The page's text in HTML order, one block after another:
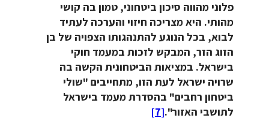
פלוני מהווה סיכון ביטחוני, טמון בה קושי
מהותי. היא מצריכה חיזוי והערכה לעתיד
לבוא, בכל הנוגע להתנהגותו הצפויה של בן
הזוג הזר, המבקש לזכות במעמד חוקי
בישראל. במציאות הביטחונית הקשה בה
שרויה ישראל לעת הזו, מתחייבים "שולי
ביטחון רחבים" בהסדרת מעמד בישראל
לתושבי האזור".[7]